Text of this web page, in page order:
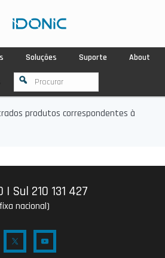
Soluções Suporte About
produtos correspondentes à
| Sul 210 131 427
nacional)